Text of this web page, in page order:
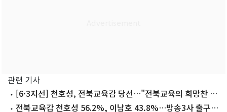
관련 기사
[6·3지선] 천호성, 전북교육감 당선…"전북교육의 희망찬 미
래 열겠다"
전북교육감 천호성 56.2%, 이남호 43.8%…방송3사 출구조